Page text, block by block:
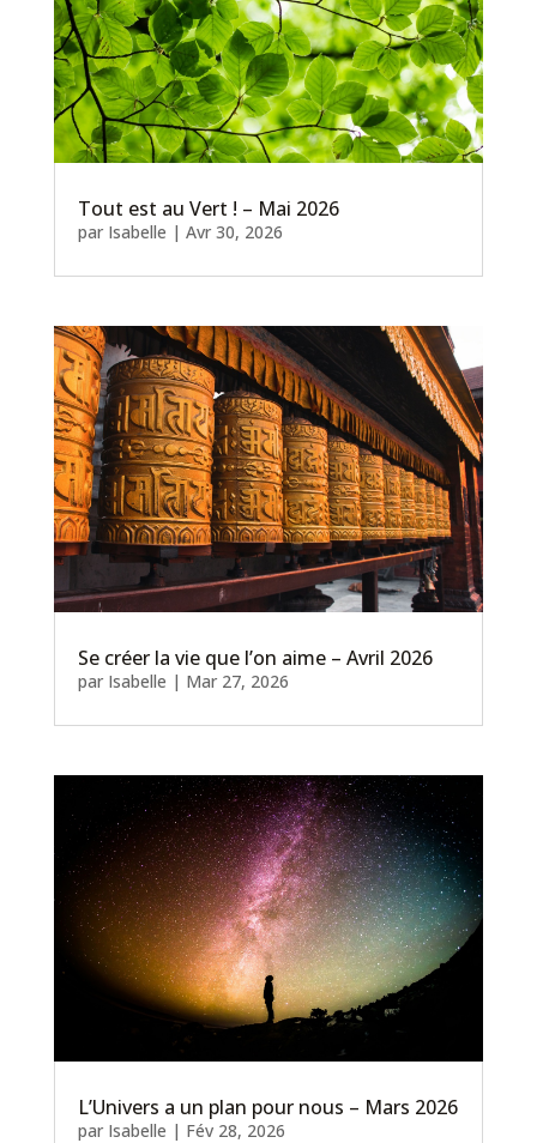
Tout est au Vert ! – Mai 2026
par Isabelle | Avr 30, 2026
Se créer la vie que l’on aime – Avril 2026
par Isabelle | Mar 27, 2026
L’Univers a un plan pour nous – Mars 2026
par Isabelle | Fév 28, 2026